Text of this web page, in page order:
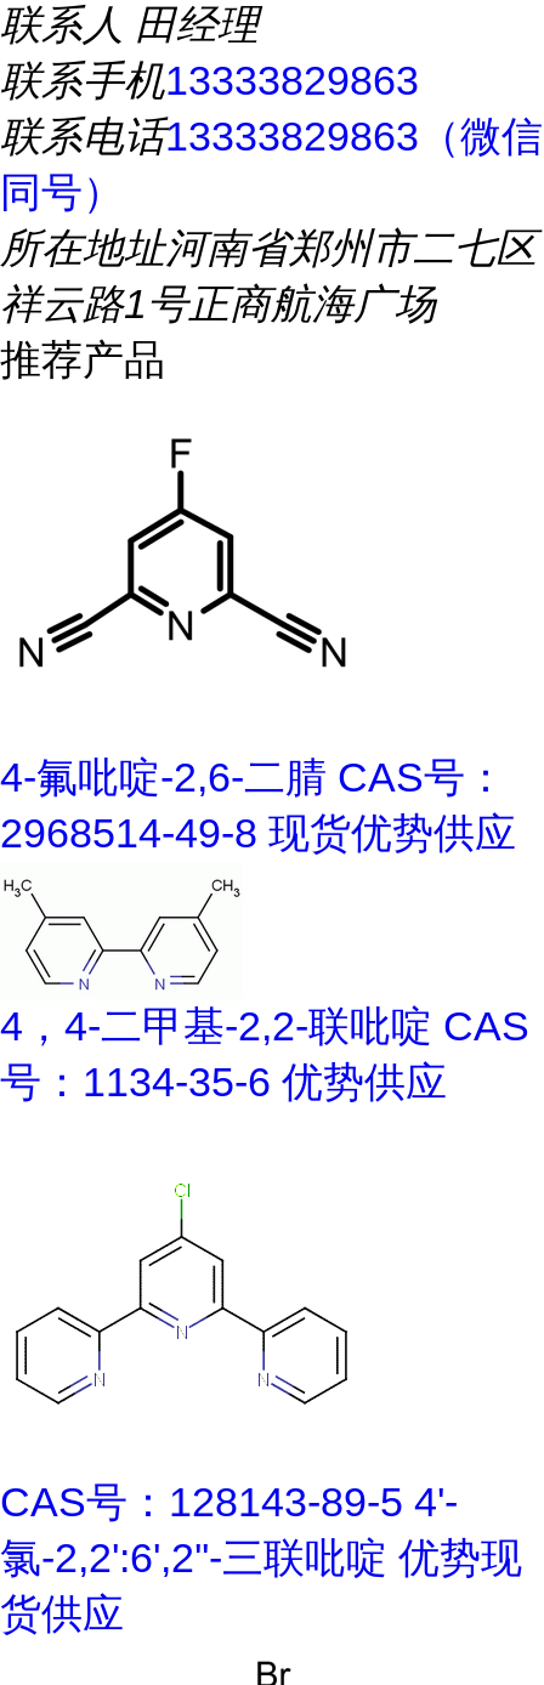
联系人 田经理
联系手机13333829863
联系电话13333829863（微信
同号）
所在地址河南省郑州市二七区
祥云路1号正商航海广场
推荐产品
4-氟吡啶-2,6-二腈 CAS号：
2968514-49-8 现货优势供应
4，4-二甲基-2,2-联吡啶 CAS
号：1134-35-6 优势供应
CAS号：128143-89-5 4'-
氯-2,2':6',2''-三联吡啶 优势现
货供应